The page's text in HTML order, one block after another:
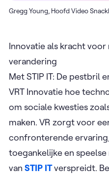
Gregg Young, Hoofd Video
Innovatie als kracht
verandering
Met STIP IT: De pestbril
VRT Innovatie hoe
om sociale kwesties
maken. VR zorgt voor
confronterende
toegankelijke en
van STIP ITverspreidt.